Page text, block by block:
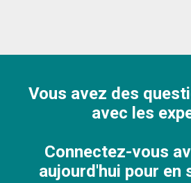
Vous avez des
avec les
Connectez-vous
aujourd'hui pour en